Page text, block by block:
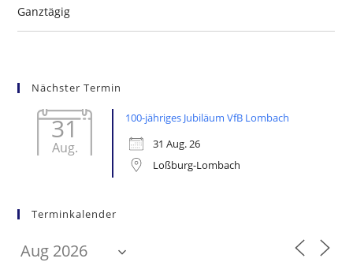
Ganztägig
Nächster Termin
31
Aug.
100-jähriges Jubiläum VfB Lombach
31 Aug. 26
Loßburg-Lombach
Terminkalender